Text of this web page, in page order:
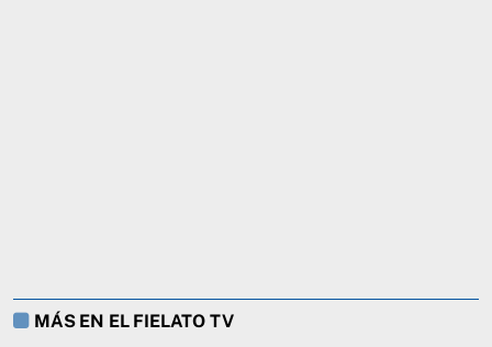
MÁS EN EL FIELATO TV